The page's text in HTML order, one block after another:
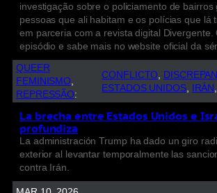
investigação sobre o policiamento de bairros
pessoas que ali habitam e os polícias que lá
em parceria com a revista digital Divergente.
episódio e sabe mais no website oficial da
QUEER
FEMINISMO
REPRESSÃO:
CONFLICTO
ESTADOS UNIDOS, IRÁN
La brecha entre Estados Unidos e
profundiza
La administración Trump ha dado un giro
exterior al levantar temporalmente las
contra Irán.